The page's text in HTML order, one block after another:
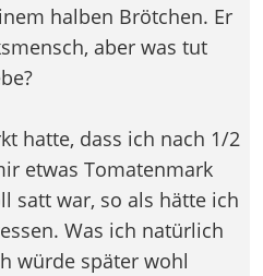
halben Brötchen. Er
aber was tut
hatte, dass ich nach 1/2
etwas Tomatenmark
satt war, so als hätte ich
Was ich natürlich
würde später wohl